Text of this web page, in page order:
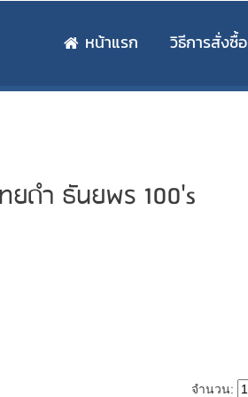
หน้าแรก วิธีการสั่งซื้อ
ยดำ ธันยพร 100's
จำนวน: